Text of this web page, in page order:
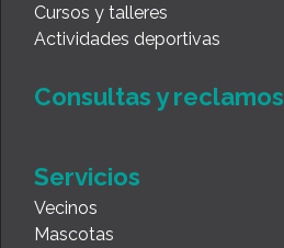
Cursos y talleres
Actividades deportivas
Consultas y reclamos
Servicios
Vecinos
Mascotas